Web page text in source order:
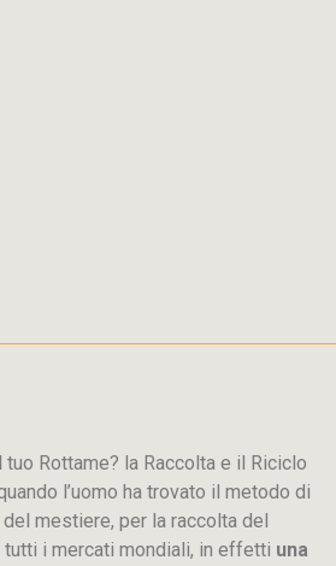
Rottame? la Raccolta e il Riciclo
l’uomo ha trovato il metodo di
mestiere, per la raccolta del
i mercati mondiali, in effetti una